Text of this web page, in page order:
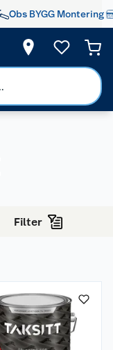
Obs BYGG Montering
Filter